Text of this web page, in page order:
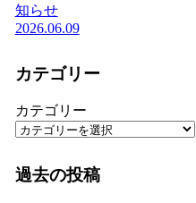
知らせ
2026.06.09
カテゴリー
カテゴリー
過去の投稿